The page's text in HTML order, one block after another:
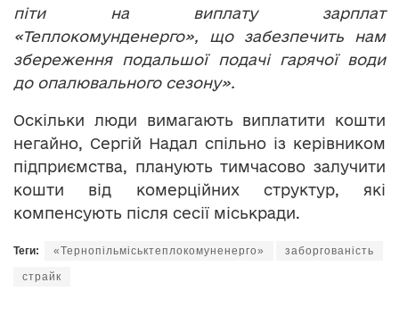
піти на виплату зарплат
«Теплокомунденерго», що забезпечить нам
збереження подальшої подачі гарячої води
до опалювального сезону».
Оскільки люди вимагають виплатити кошти
негайно, Сергій Надал спільно із керівником
підприємства, планують тимчасово залучити
кошти від комерційних структур, які
компенсують після сесії міськради.
Теги: «Тернопільміськтеплокомуненерго» заборгованість
страйк